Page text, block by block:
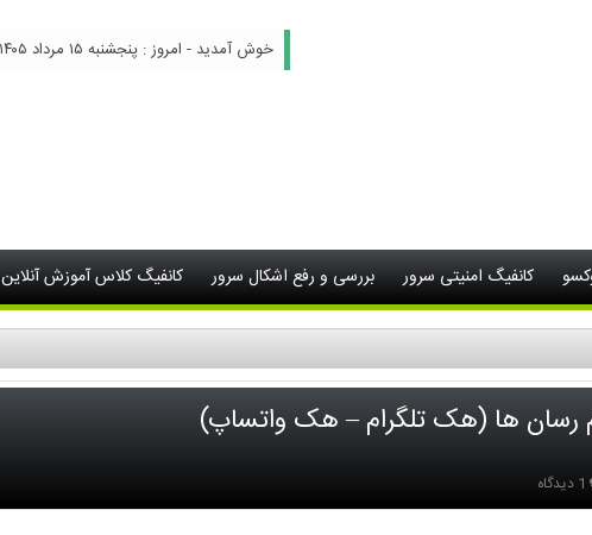
خوش آمدید - امروز : پنجشنبه ۱۵ مرداد ۱۴۰۵
کانفیگ امنیتی سرور بررسی و رفع اشکال سرور کانفیگ کلاس آموزش آنلاین
رسان ها (هک تلگرام – هک واتساپ)
1 دیدگاه